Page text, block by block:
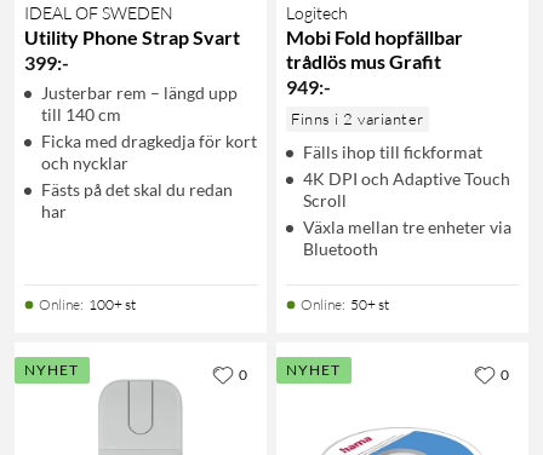
IDEAL OF SWEDEN
Utility Phone Strap Svart
399:-
Justerbar rem – längd upp
till 140 cm
Ficka med dragkedja för kort
och nycklar
Fästs på det skal du redan
har
Online: 100+ st
Logitech
Mobi Fold hopfällbar
trådlös mus Grafit
949:-
Finns i 2 varianter
Fälls ihop till fickformat
4K DPI och Adaptive Touch
Scroll
Växla mellan tre enheter via
Bluetooth
Online: 50+ st
NYHET 0 NYHET 0